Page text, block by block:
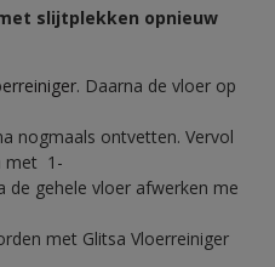
slijtplekken opnieuw
. Daarna de vloer op
nogmaals ontvetten. Vervol
met 1-
de gehele vloer afwerken me
met Glitsa Vloerreiniger